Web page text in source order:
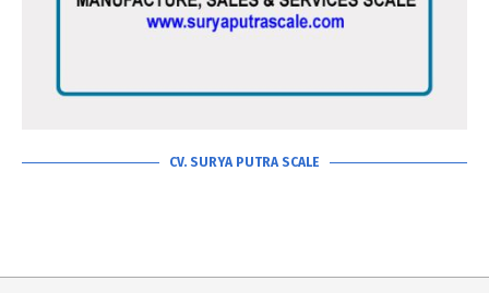
CV. SURYA PUTRA SCALE